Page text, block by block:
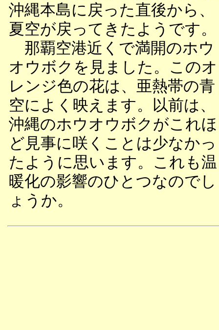
沖縄本島に戻った直後から、
夏空が戻ってきたようです。
那覇空港近くで満開のホウ
オウボクを見ました。このオ
レンジ色の花は、亜熱帯の青
空によく映えます。以前は、
沖縄のホウオウボクがこれほ
ど見事に咲くことは少なかっ
たように思います。これも温
暖化の影響のひとつなのでし
ょうか。